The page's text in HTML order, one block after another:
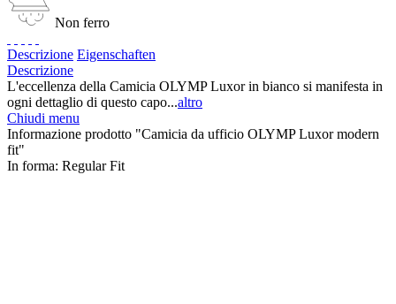
Non ferro
Descrizione Eigenschaften
Descrizione
L'eccellenza della Camicia OLYMP Luxor in bianco si manifesta in
ogni dettaglio di questo capo...altro
Chiudi menu
Informazione prodotto "Camicia da ufficio OLYMP Luxor modern
fit"
In forma: Regular Fit